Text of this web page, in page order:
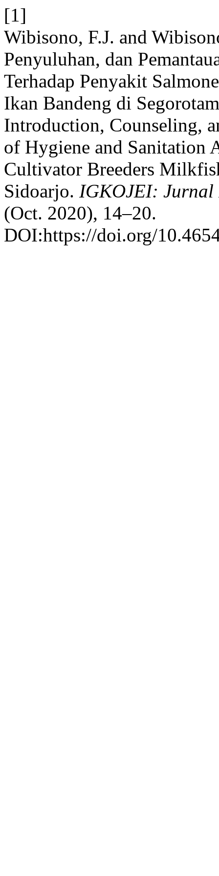
[1]
Wibisono, F.J. and
Penyuluhan, dan
Terhadap Penyakit
Ikan Bandeng di
Introduction, Counseling,
of Hygiene and Sanitation
Cultivator Breeders
Sidoarjo. IGKOJEI: Jurnal
(Oct. 2020), 14–20.
DOI:https://doi.org/